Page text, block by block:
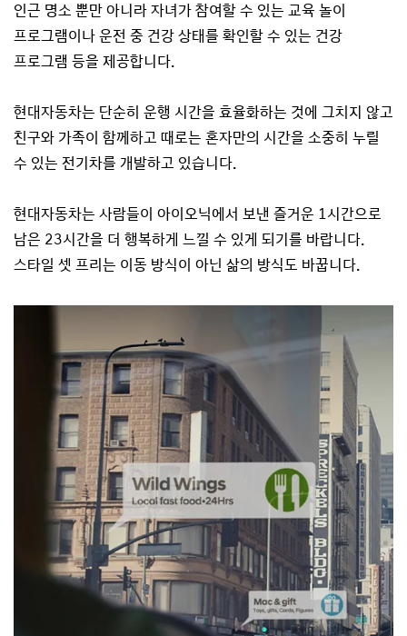
인근 명소 뿐만 아니라 자녀가 참여할 수 있는 교육 놀이
프로그램이나 운전 중 건강 상태를 확인할 수 있는 건강
프로그램 등을 제공합니다.
현대자동차는 단순히 운행 시간을 효율화하는 것에 그치지 않고
친구와 가족이 함께하고 때로는 혼자만의 시간을 소중히 누릴
수 있는 전기차를 개발하고 있습니다.
현대자동차는 사람들이 아이오닉에서 보낸 즐거운 1시간으로
남은 23시간을 더 행복하게 느낄 수 있게 되기를 바랍니다.
스타일 셋 프리는 이동 방식이 아닌 삶의 방식도 바꿉니다.